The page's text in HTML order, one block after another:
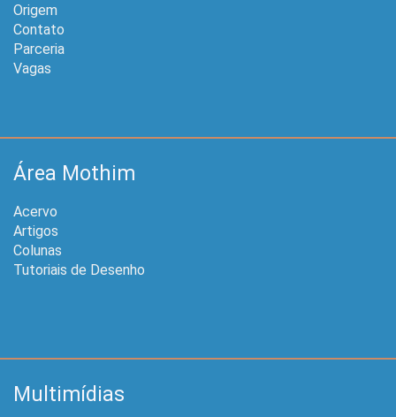
Origem
Contato
Parceria
Vagas
Área Mothim
Acervo
Artigos
Colunas
Tutoriais de Desenho
Multimídias